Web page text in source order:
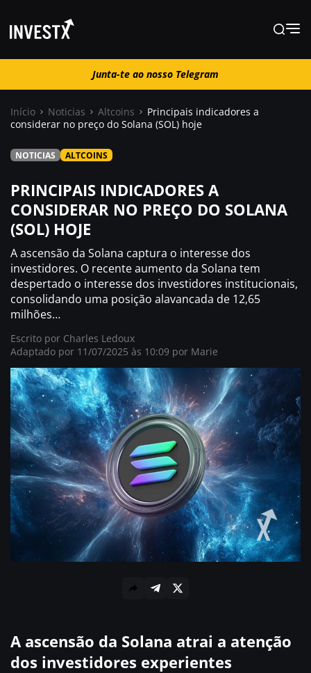
Junta-te ao nosso Telegram
Guias
Trading
Onde comprar ?
Casino
Junta-te ao nosso Telegram
Início Noticias Altcoins
Principais indicadores a
considerar no preço do Solana (SOL) hoje
NOTICIAS ALTCOINS
PRINCIPAIS INDICADORES A
CONSIDERAR NO PREÇO DO SOLANA
(SOL) HOJE
A ascensão da Solana captura o interesse dos
investidores. O recente aumento da Solana tem
despertado o interesse dos investidores institucionais,
consolidando uma posição alavancada de 12,65
milhões…
Escrito por Charles Ledoux
Adaptado por 11/07/2025 às 10:09 por Marie
A ascensão da Solana atrai a atenção
dos investidores experientes